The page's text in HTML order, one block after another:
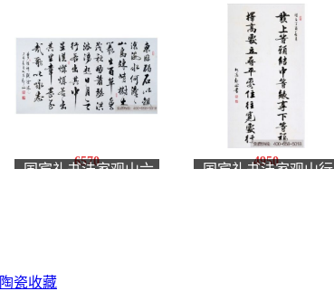
国宾礼书法家观山六
6570
国宾礼书法家观山行
4950
陶瓷收藏